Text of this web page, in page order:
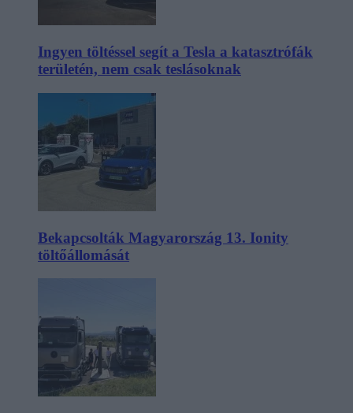
Ingyen töltéssel segít a Tesla a katasztrófák
területén, nem csak teslásoknak
Bekapcsolták Magyarország 13. Ionity
töltőállomását